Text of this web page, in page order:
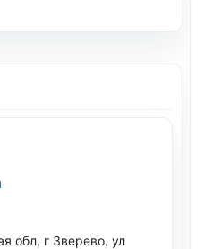
обл, г Зверево, ул